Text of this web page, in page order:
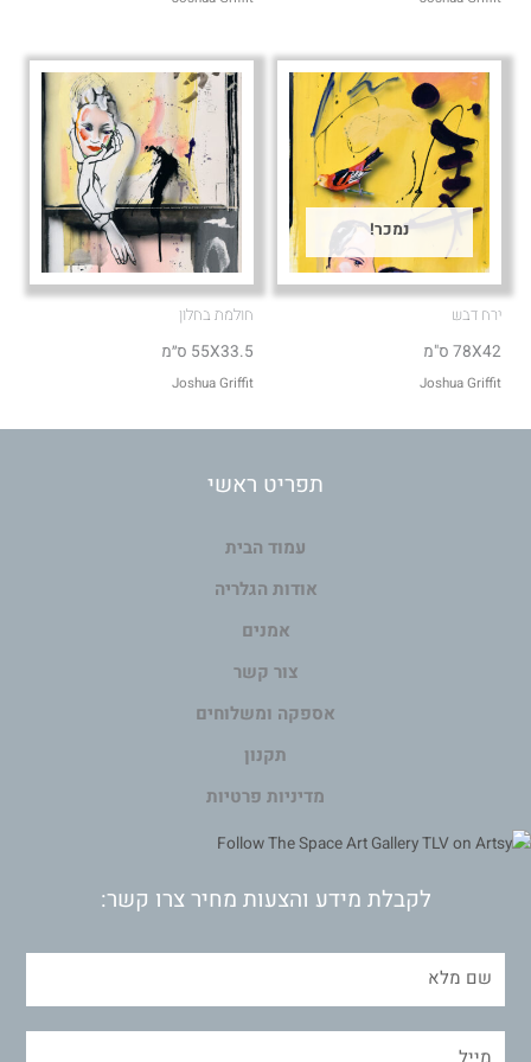
נמכר!
ירח דבש
78X42 ס"מ
Joshua Griffit​
חולמת בחלון
55X33.5 ס״מ
Joshua Griffit​
תפריט ראשי
עמוד הבית
אודות הגלריה
אמנים
צור קשר
אספקה ומשלוחים
תקנון
מדיניות פרטיות
לקבלת מידע והצעות מחיר צרו קשר: